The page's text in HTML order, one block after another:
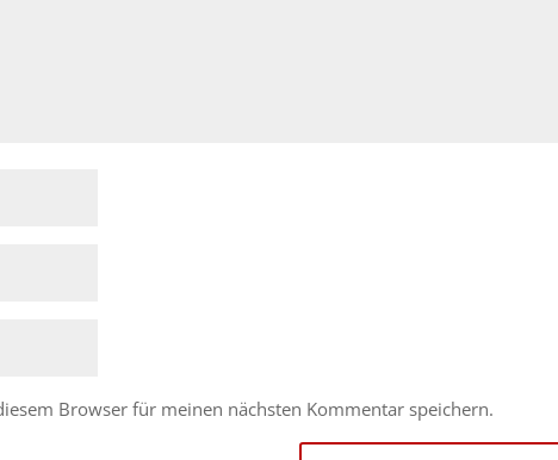
Browser für meinen nächsten Kommentar speichern.